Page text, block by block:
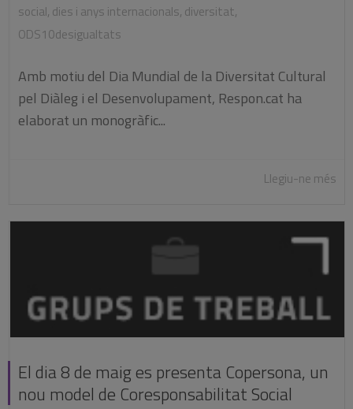
social, dies i anys internacionals, diversitat,
ODS10desigualtats
Amb motiu del Dia Mundial de la Diversitat Cultural
pel Diàleg i el Desenvolupament, Respon.cat ha
elaborat un monogràfic...
Llegiu-ne més
El dia 8 de maig es presenta Copersona, un
nou model de Coresponsabilitat Social